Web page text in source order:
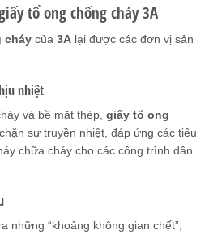
tổ ong chống cháy 3A
cháy của 3A lại được các đơn vị sản
nhiệt
và bề mặt thép, giấy tổ ong
sự truyền nhiệt, đáp ứng các tiêu
chữa cháy cho các công trình dân
những “khoảng không gian chết”,